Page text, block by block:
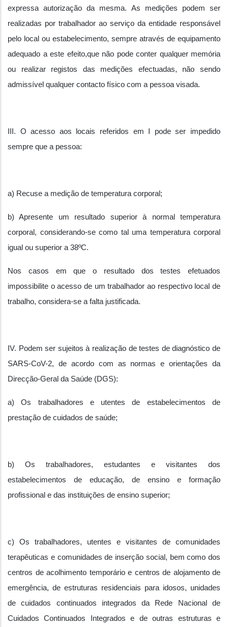
expressa autorização da mesma. As medições podem ser
realizadas por trabalhador ao serviço da entidade responsável
pelo local ou estabelecimento, sempre através de equipamento
adequado a este efeito,que não pode conter qualquer memória
ou realizar registos das medições efectuadas, não sendo
admissível qualquer contacto físico com a pessoa visada.
III. O acesso aos locais referidos em I pode ser impedido
sempre que a pessoa:
a) Recuse a medição de temperatura corporal;
b) Apresente um resultado superior à normal temperatura
corporal, considerando-se como tal uma temperatura corporal
igual ou superior a 38ºC.
Nos casos em que o resultado dos testes efetuados
impossibilite o acesso de um trabalhador ao respectivo local de
trabalho, considera-se a falta justificada.
IV. Podem ser sujeitos à realização de testes de diagnóstico de
SARS-CoV-2, de acordo com as normas e orientações da
Direcção-Geral da Saúde (DGS):
a) Os trabalhadores e utentes de estabelecimentos de
prestação de cuidados de saúde;
b) Os trabalhadores, estudantes e visitantes dos
estabelecimentos de educação, de ensino e formação
profissional e das instituições de ensino superior;
c) Os trabalhadores, utentes e visitantes de comunidades
terapêuticas e comunidades de inserção social, bem como dos
centros de acolhimento temporário e centros de alojamento de
emergência, de estruturas residenciais para idosos, unidades
de cuidados continuados integrados da Rede Nacional de
Cuidados Continuados Integrados e de outras estruturas e